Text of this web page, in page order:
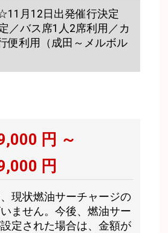
月12日出発催行決定
バス席1人2席利用／カ
便利用（成田～メルボル
円 ～
円
現状燃油サーチャージの
ません。今後、燃油サー
定された場合は、金額が